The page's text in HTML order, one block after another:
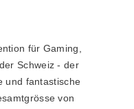
für Gaming,
Schweiz - der
und fantastische
von